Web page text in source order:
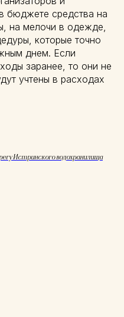
бюджете средства на
на мелочи в одежде,
которые точно
днем. Если
заранее, то они не
учтены в расходах
Истринского водохранилища